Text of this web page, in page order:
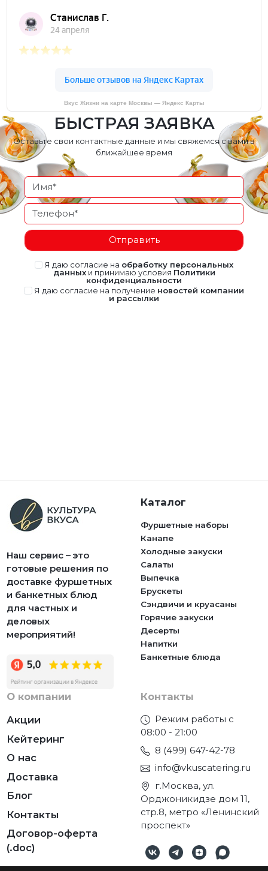
Вкус Жизни на карте Москвы — Яндекс Карты
БЫСТРАЯ ЗАЯВКА
Оставьте свои контактные данные и мы свяжемся с вами в
ближайшее время
Отправить
Я даю согласие на обработку персональных
данныхи принимаю условия Политики
конфиденциальности
Я даю согласие на получение новостей компании
и рассылки
Наш сервис – это
готовые решения по
доставке фуршетных
и банкетных блюд
для частных и
деловых
мероприятий!
Каталог
Фуршетные наборы
Канапе
Холодные закуски
Салаты
Выпечка
Брускеты
Сэндвичи и круасаны
Горячие закуски
Десерты
Напитки
Банкетные блюда
О компании
Акции
Кейтеринг
О нас
Доставка
Блог
Контакты
Договор-оферта
(.doc)
Контакты
Режим работы с
08:00 - 21:00
8 (499) 647-42-78
info@vkuscatering.ru
г.Москва, ул.
Орджоникидзе дом 11,
стр.8, метро «Ленинский
проспект»